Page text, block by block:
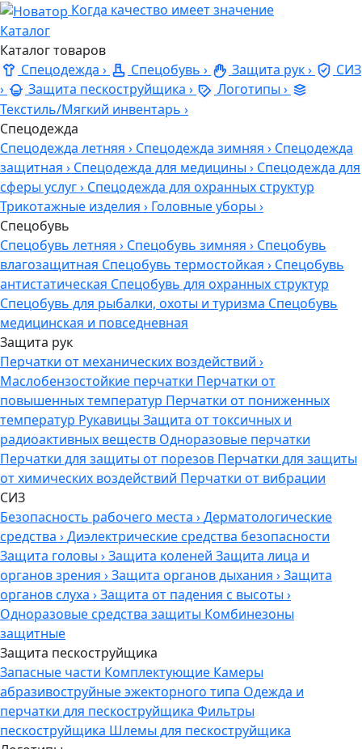
Когда качество имеет значение
Каталог
Каталог товаров
Спецодежда › Спецобувь › Защита рук›
СИЗ
›
Защита пескоструйщика › Логотипы ›
Текстиль/Мягкий инвентарь ›
Спецодежда
Спецодежда летняя › Спецодежда зимняя › Спецодежда
защитная › Спецодежда для медицины › Спецодежда для
сферы услуг› Спецодежда для охранных структур
Трикотажные изделия › Головные уборы ›
Спецобувь
Спецобувь летняя › Спецобувь зимняя › Спецобувь
влагозащитная Спецобувь термостойкая › Спецобувь
антистатическая Спецобувь для охранных структур
Спецобувь для рыбалки, охоты и туризма Спецобувь
медицинская и повседневная
Защита рук
Перчатки от механических воздействий ›
Маслобензостойкие перчатки Перчатки от
повышенных температур Перчатки от пониженных
температур Рукавицы Защита от токсичных и
радиоактивных веществ Одноразовые перчатки
Перчатки для защиты от порезов Перчатки для защиты
от химических воздействий Перчатки от вибрации
СИЗ
Безопасность рабочего места ›Дерматологические
средства ›Диэлектрические средства безопасности
Защита головы ›Защита коленей Защита лица и
органов зрения ›Защита органов дыхания ›Защита
органов слуха ›Защита от падения с высоты ›
Одноразовые средства защиты Комбинезоны
защитные
Защита пескоструйщика
Запасные части Комплектующие Камеры
абразивоструйные эжекторного типа Одежда и
перчатки для пескоструйщика Фильтры
пескоструйщика Шлемы для пескоструйщика